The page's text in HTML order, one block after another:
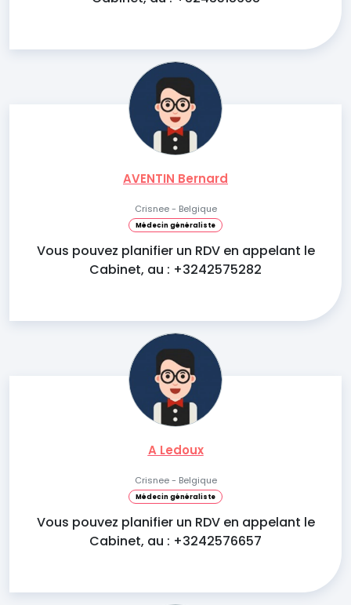
AVENTIN Bernard
Crisnee - Belgique
Médecin généraliste
Vous pouvez planifier un RDV en appelant le
Cabinet, au : +3242575282
A Ledoux
Crisnee - Belgique
Médecin généraliste
Vous pouvez planifier un RDV en appelant le
Cabinet, au : +3242576657